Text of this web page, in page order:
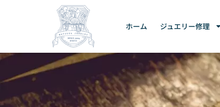
ホーム ジュエリー修理